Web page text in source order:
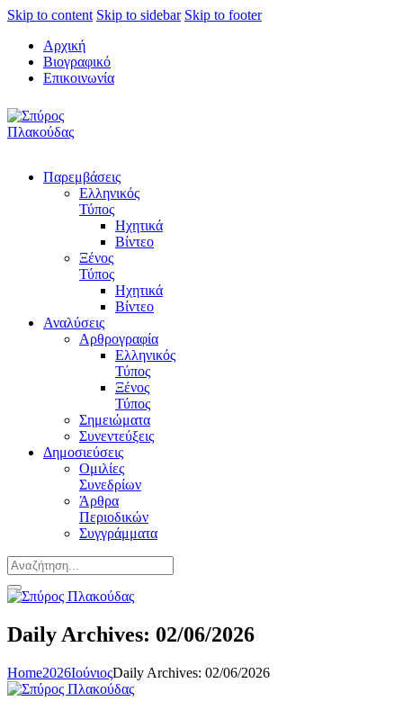
Skip to content Skip to sidebar Skip to footer
Αρχική
Βιογραφικό
Επικοινωνία
Παρεμβάσεις
Ελληνικός
Τύπος
Ηχητικά
Βίντεο
Ξένος
Τύπος
Ηχητικά
Βίντεο
Αναλύσεις
Αρθρογραφία
Ελληνικός
Τύπος
Ξένος
Τύπος
Σημειώματα
Συνεντεύξεις
Δημοσιεύσεις
Ομιλίες
Συνεδρίων
Άρθρα
Περιοδικών
Συγγράμματα
Daily Archives: 02/06/2026
Home2026ΙούνιοςDaily Archives: 02/06/2026